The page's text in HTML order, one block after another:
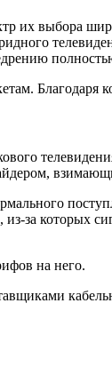
их выбора
Благодаря
за которых
на него.